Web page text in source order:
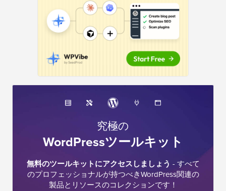
究極の
WordPressツールキット
無料のツールキットにアクセスしましょう - すべて
のプロフェッショナルが持つべきWordPress関連の
製品とリソースのコレクションです！